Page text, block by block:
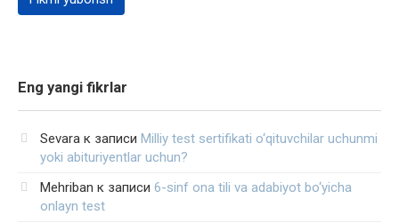
Eng yangi fikrlar
Sevara к записи Milliy test sertifikati o‘qituvchilar uchunmi
yoki abituriyentlar uchun?
Mehriban к записи 6-sinf ona tili va adabiyot bo‘yicha
onlayn test